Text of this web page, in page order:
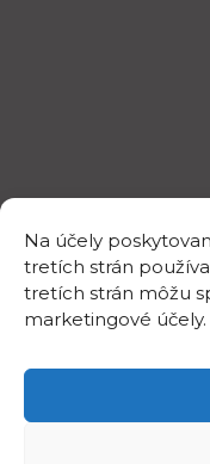
Na účely
tretích strán
tretích strán môžu
marketingové účely.